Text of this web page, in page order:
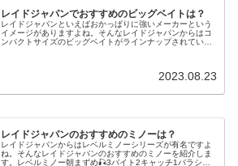
レイドジャパンでおすすめのビッグベイトは？
レイドジャパンといえばおかっぱりに強いメーカーという
イメージがありますよね。そんなレイドジャパンからはコ
ンパクトサイズのビッグベイトがラインナップされていま
2023.08.23
レイドジャパンのおすすめのミノーは？
レイドジャパンからはレベルミノーシリーズが有名ですよ
ね。そんなレイドジャパンのおすすめのミノーを紹介しま
す。レベルミノー朝まずめ🎣3バイト2キャッチ1バラシ😊